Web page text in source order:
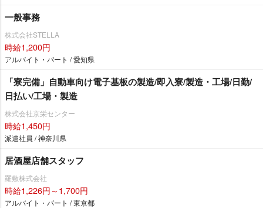
一般事務
株式会社STELLA
時給1,200円
アルバイト・パート / 愛知県
「寮完備」自動車向け電子基板の製造/即入寮/製造・工場/日勤/
日払い/工場・製造
株式会社京栄センター
時給1,450円
派遣社員 / 神奈川県
居酒屋店舗スタッフ
羅敷株式会社
時給1,226円～1,700円
アルバイト・パート / 東京都